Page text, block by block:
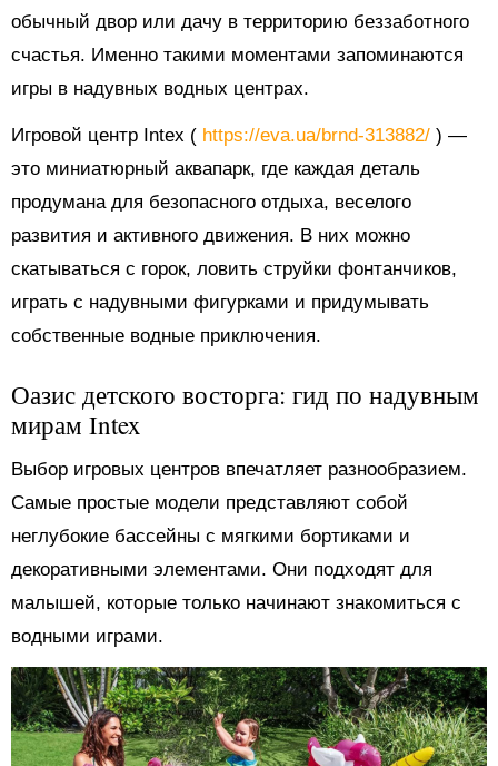
обычный двор или дачу в территорию беззаботного
счастья. Именно такими моментами запоминаются
игры в надувных водных центрах.
Игровой центр Intex ( https://eva.ua/brnd-313882/ ) —
это миниатюрный аквапарк, где каждая деталь
продумана для безопасного отдыха, веселого
развития и активного движения. В них можно
скатываться с горок, ловить струйки фонтанчиков,
играть с надувными фигурками и придумывать
собственные водные приключения.
Оазис детского восторга: гид по надувным
мирам Intex
Выбор игровых центров впечатляет разнообразием.
Самые простые модели представляют собой
неглубокие бассейны с мягкими бортиками и
декоративными элементами. Они подходят для
малышей, которые только начинают знакомиться с
водными играми.